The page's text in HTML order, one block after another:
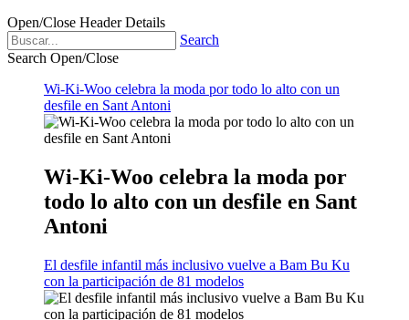
Open/Close Header Details
Search
Search Open/Close
Wi-Ki-Woo celebra la moda por todo lo alto con un
desfile en Sant Antoni
Wi-Ki-Woo celebra la moda por
todo lo alto con un desfile en Sant
Antoni
El desfile infantil más inclusivo vuelve a Bam Bu Ku
con la participación de 81 modelos